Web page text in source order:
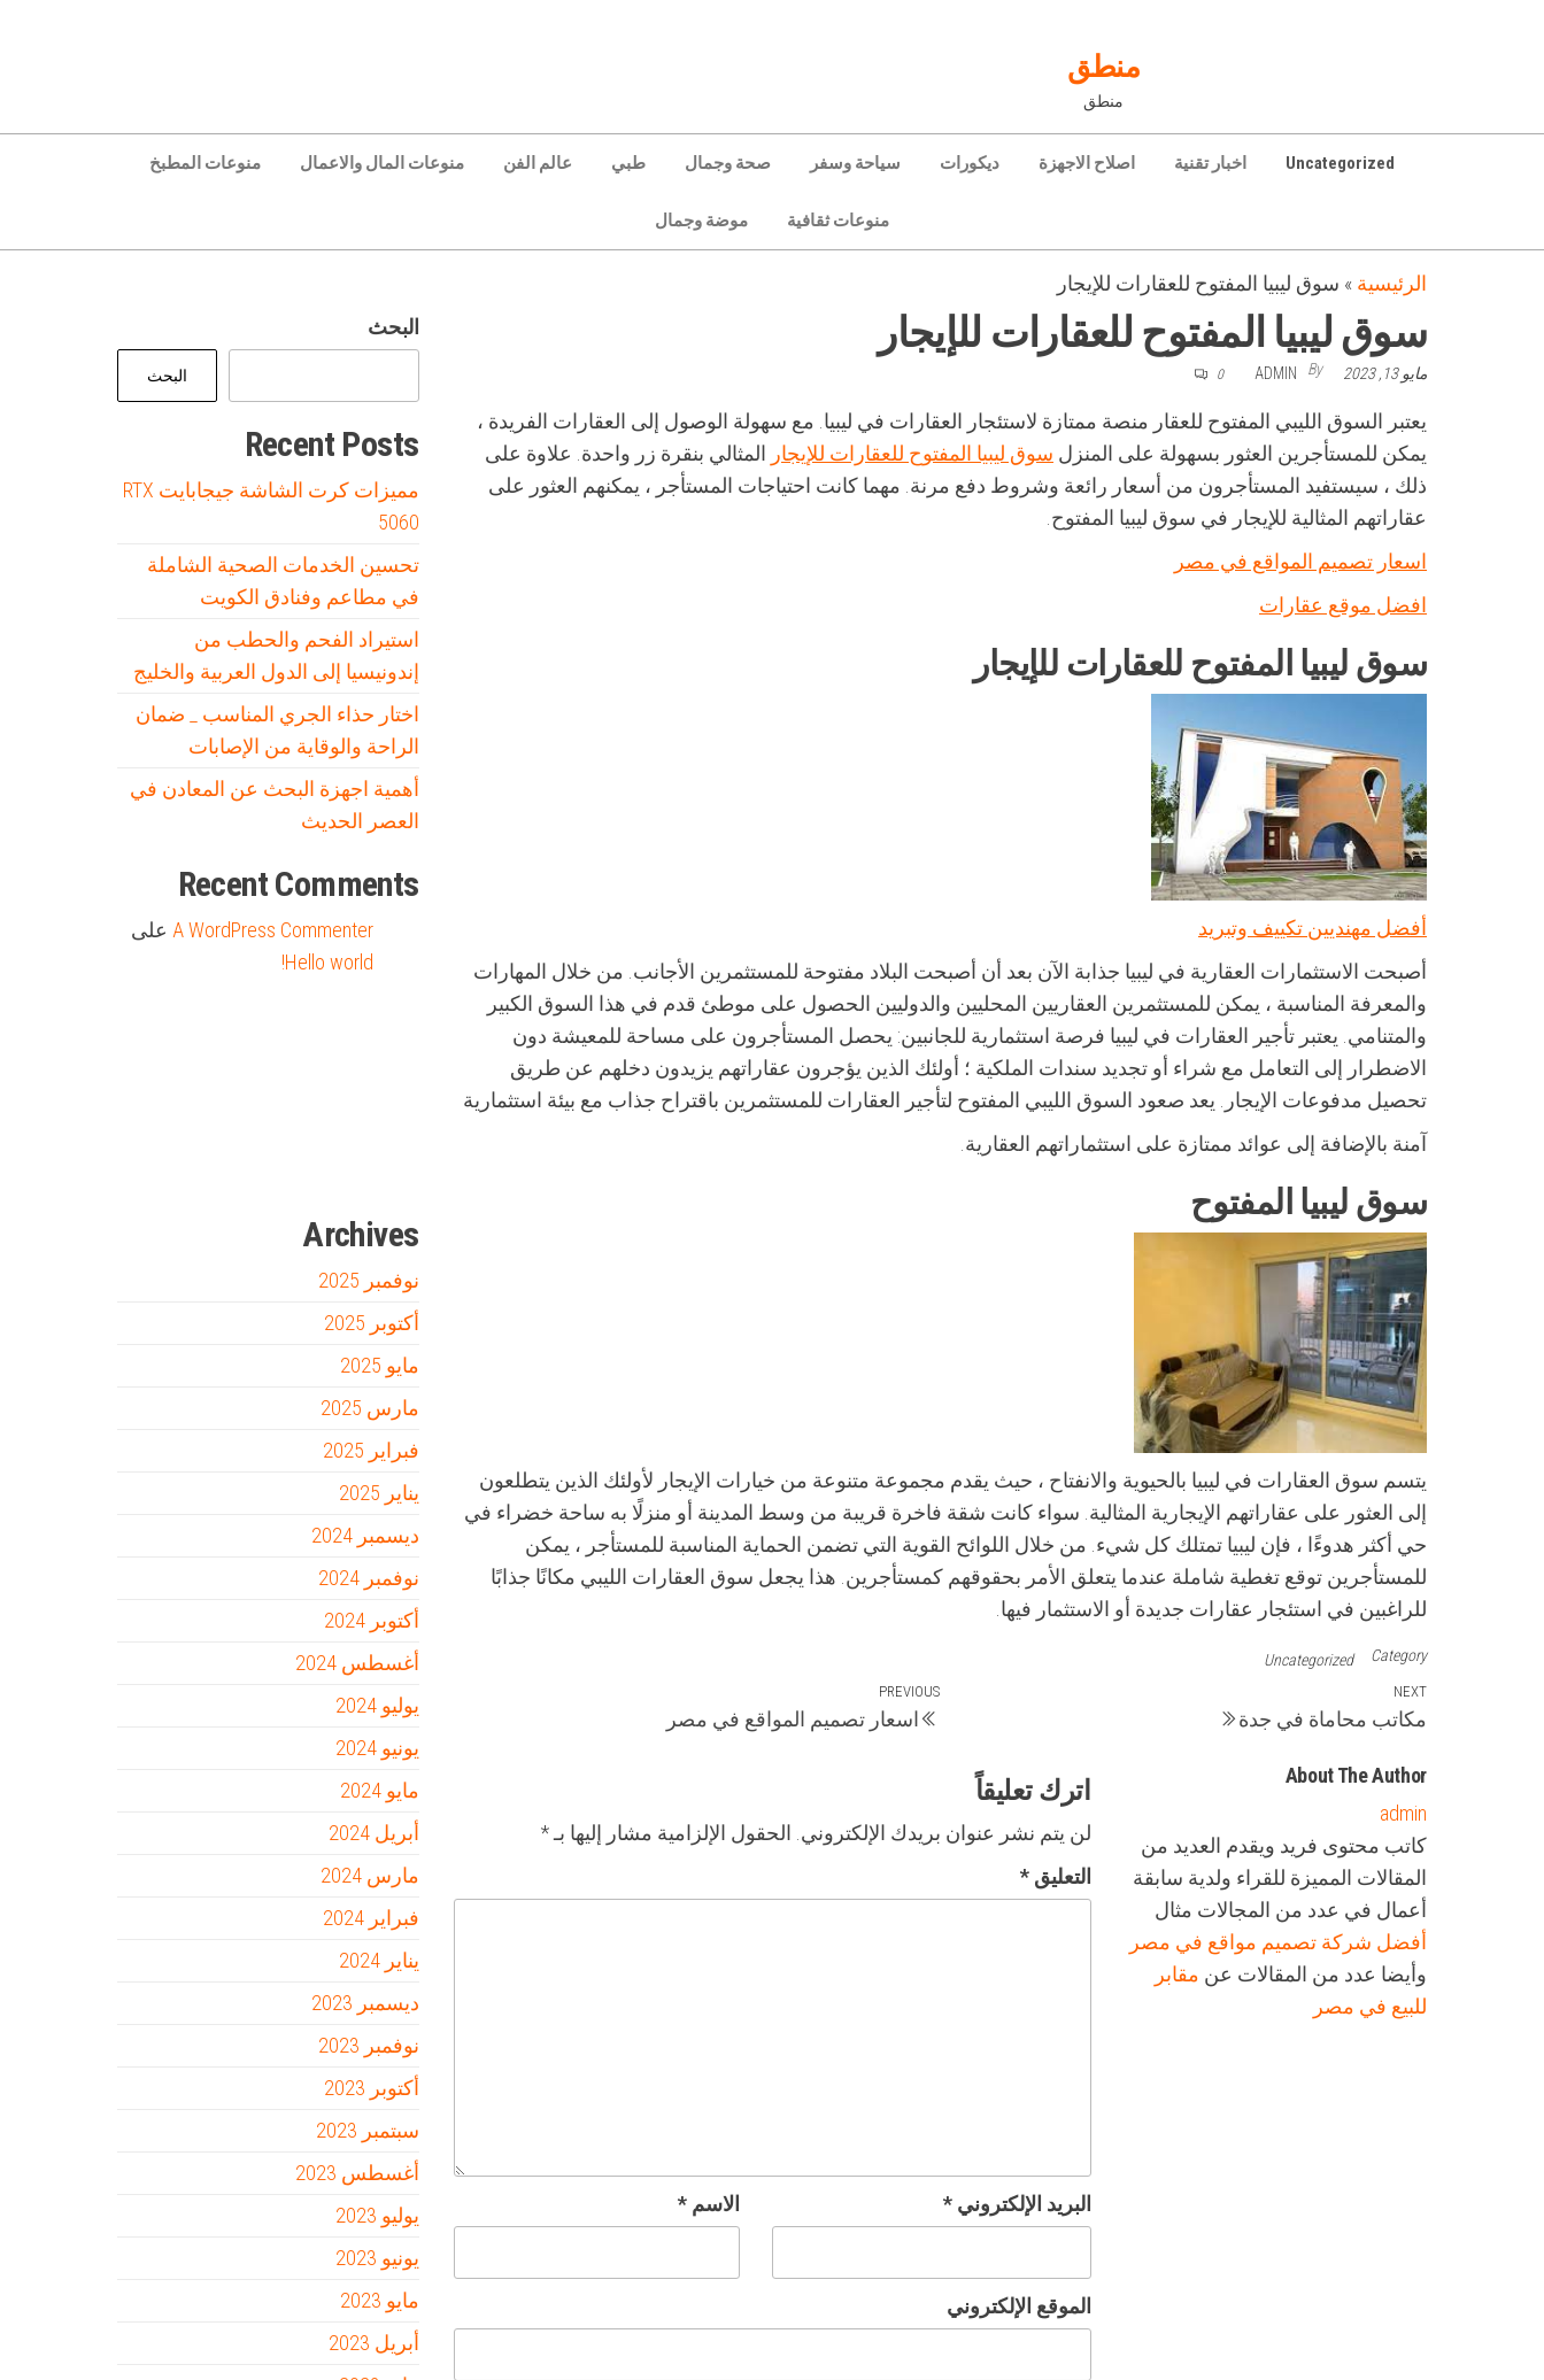
منطق
منطق
Uncategorized اخبار تقنية اصلاح الاجهزة ديكورات سياحة وسفر صحة وجمال طبي عالم الفن منوعات المال والاعمال منوعات المطبخ
منوعات ثقافية موضة وجمال
الرئيسية » سوق ليبيا المفتوح للعقارات للإيجار
سوق ليبيا المفتوح للعقارات للإيجار
مايو 13, 2023 By
ADMIN
0
يعتبر السوق الليبي المفتوح للعقار منصة ممتازة لاستئجار العقارات في ليبيا. مع سهولة الوصول إلى العقارات الفريدة ،
يمكن للمستأجرين العثور بسهولة على المنزل سوق ليبيا المفتوح للعقارات للإيجار المثالي بنقرة زر واحدة. علاوة على
ذلك ، سيستفيد المستأجرون من أسعار رائعة وشروط دفع مرنة. مهما كانت احتياجات المستأجر ، يمكنهم العثور على
عقاراتهم المثالية للإيجار في سوق ليبيا المفتوح.
اسعار تصميم المواقع في مصر
افضل موقع عقارات
سوق ليبيا المفتوح للعقارات للإيجار
أفضل مهنديين تكييف وتبريد
أصبحت الاستثمارات العقارية في ليبيا جذابة الآن بعد أن أصبحت البلاد مفتوحة للمستثمرين الأجانب. من خلال المهارات
والمعرفة المناسبة ، يمكن للمستثمرين العقاريين المحليين والدوليين الحصول على موطئ قدم في هذا السوق الكبير
والمتنامي. يعتبر تأجير العقارات في ليبيا فرصة استثمارية للجانبين: يحصل المستأجرون على مساحة للمعيشة دون
الاضطرار إلى التعامل مع شراء أو تجديد سندات الملكية ؛ أولئك الذين يؤجرون عقاراتهم يزيدون دخلهم عن طريق
تحصيل مدفوعات الإيجار. يعد صعود السوق الليبي المفتوح لتأجير العقارات للمستثمرين باقتراح جذاب مع بيئة استثمارية
آمنة بالإضافة إلى عوائد ممتازة على استثماراتهم العقارية.
سوق ليبيا المفتوح
يتسم سوق العقارات في ليبيا بالحيوية والانفتاح ، حيث يقدم مجموعة متنوعة من خيارات الإيجار لأولئك الذين يتطلعون
إلى العثور على عقاراتهم الإيجارية المثالية. سواء كانت شقة فاخرة قريبة من وسط المدينة أو منزلًا به ساحة خضراء في
حي أكثر هدوءًا ، فإن ليبيا تمتلك كل شيء. من خلال اللوائح القوية التي تضمن الحماية المناسبة للمستأجر ، يمكن
للمستأجرين توقع تغطية شاملة عندما يتعلق الأمر بحقوقهم كمستأجرين. هذا يجعل سوق العقارات الليبي مكانًا جذابًا
للراغبين في استئجار عقارات جديدة أو الاستثمار فيها.
Category
Uncategorized
تصفّح
المقالات
Previous
Post
PREVIOUS
اسعار تصميم المواقع في مصر
Next
Post
NEXT
مكاتب محاماة في جدة
About The Author
admin
كاتب محتوى فريد ويقدم العديد من
المقالات المميزة للقراء ولدية سابقة
أعمال في عدد من المجالات مثال
أفضل شركة تصميم مواقع في مصر
وأيضا عدد من المقالات عن مقابر
للبيع في مصر
اترك تعليقاً
لن يتم نشر عنوان بريدك الإلكتروني. الحقول الإلزامية مشار إليها بـ*
التعليق*
الاسم * البريد الإلكتروني*
الموقع الإلكتروني
البحث
البحث
Recent Posts
مميزات كرت الشاشة جيجابايت RTX
5060
تحسين الخدمات الصحية الشاملة
في مطاعم وفنادق الكويت
استيراد الفحم والحطب من
إندونيسيا إلى الدول العربية والخليج
اختار حذاء الجري المناسب _ ضمان
الراحة والوقاية من الإصابات
أهمية اجهزة البحث عن المعادن في
العصر الحديث
Recent Comments
A WordPress Commenter على
Hello world!
Archives
نوفمبر 2025
أكتوبر 2025
مايو 2025
مارس 2025
فبراير 2025
يناير 2025
ديسمبر 2024
نوفمبر 2024
أكتوبر 2024
أغسطس 2024
يوليو 2024
يونيو 2024
مايو 2024
أبريل 2024
مارس 2024
فبراير 2024
يناير 2024
ديسمبر 2023
نوفمبر 2023
أكتوبر 2023
سبتمبر 2023
أغسطس 2023
يوليو 2023
يونيو 2023
مايو 2023
أبريل 2023